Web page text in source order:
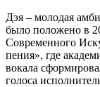
Дэя – молодая
было положено в
Современного
пения», где
вокала
голоса